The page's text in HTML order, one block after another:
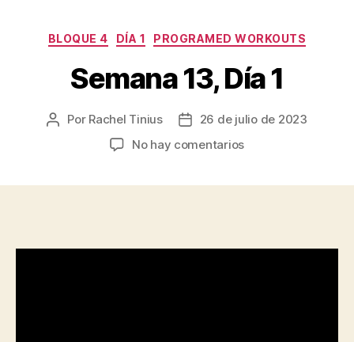
Categorías
BLOQUE 4 DÍA 1 PROGRAMED WORKOUTS
Semana 13, Día 1
Autor
Por Rachel Tinius
Fecha26 de julio de 2023
No hay comentariosen